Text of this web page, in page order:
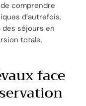
comprendre
d’autrefois.
séjours en
totale.
face